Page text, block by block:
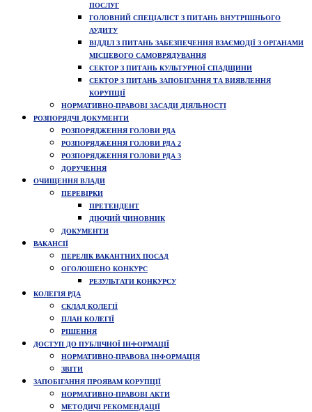
ПОСЛУГ
ГОЛОВНИЙ СПЕЦІАЛІСТ З ПИТАНЬ ВНУТРІШНЬОГО
АУДИТУ
ВІДДІЛ З ПИТАНЬ ЗАБЕЗПЕЧЕННЯ ВЗАЄМОДІЇ З ОРГАНАМИ
МІСЦЕВОГО САМОВРЯДУВАННЯ
СЕКТОР З ПИТАНЬ КУЛЬТУРНОЇ СПАДЩИНИ
СЕКТОР З ПИТАНЬ ЗАПОБІГАННЯ ТА ВИЯВЛЕННЯ
КОРУПЦІЇ
НОРМАТИВНО-ПРАВОВІ ЗАСАДИ ДІЯЛЬНОСТІ
РОЗПОРЯДЧІ ДОКУМЕНТИ
РОЗПОРЯДЖЕННЯ ГОЛОВИ РДА
РОЗПОРЯДЖЕННЯ ГОЛОВИ РДА 2
РОЗПОРЯДЖЕННЯ ГОЛОВИ РДА 3
ДОРУЧЕННЯ
ОЧИЩЕННЯ ВЛАДИ
ПЕРЕВІРКИ
ПРЕТЕНДЕНТ
ДІЮЧИЙ ЧИНОВНИК
ДОКУМЕНТИ
ВАКАНСІЇ
ПЕРЕЛІК ВАКАНТНИХ ПОСАД
ОГОЛОШЕНО КОНКУРС
РЕЗУЛЬТАТИ КОНКУРСУ
КОЛЕГІЯ РДА
СКЛАД КОЛЕГІЇ
ПЛАН КОЛЕГІЇ
РІШЕННЯ
ДОСТУП ДО ПУБЛІЧНОЇ ІНФОРМАЦІЇ
НОРМАТИВНО-ПРАВОВА ІНФОРМАЦІЯ
ЗВІТИ
ЗАПОБІГАННЯ ПРОЯВАМ КОРУПЦІЇ
НОРМАТИВНО-ПРАВОВІ АКТИ
МЕТОДИЧІ РЕКОМЕНДАЦІЇ